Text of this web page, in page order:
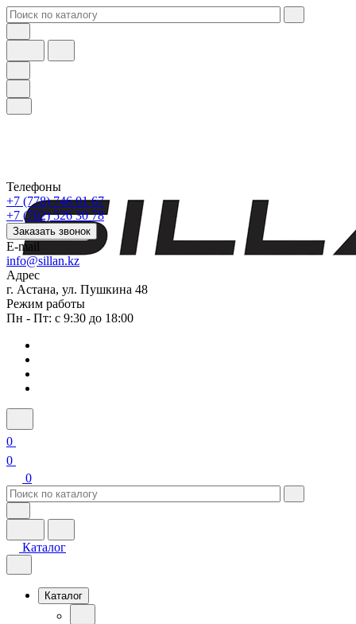
Телефоны
+7 (778) 746 01 67
+7 (702) 526 30 78
Заказать звонок
E-mail
info@sillan.kz
Адрес
г. Астана, ул. Пушкина 48
Режим работы
Пн - Пт: с 9:30 до 18:00
0
0
0
Каталог
Каталог